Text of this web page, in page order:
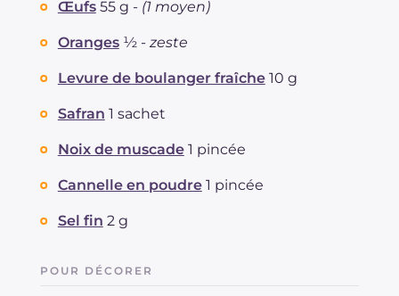
Œufs 55 g - (1 moyen)
Oranges ½ - zeste
Levure de boulanger fraîche 10 g
Safran 1 sachet
Noix de muscade 1 pincée
Cannelle en poudre 1 pincée
Sel fin 2 g
POUR DÉCORER